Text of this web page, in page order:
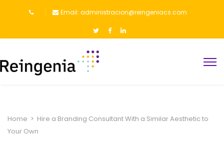
Email: administracion@reingeniacs.com
Home > Hire a Branding Consultant With a Similar Aesthetic to
Your Own